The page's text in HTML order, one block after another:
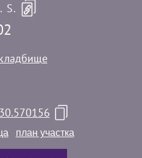
S.
план участка